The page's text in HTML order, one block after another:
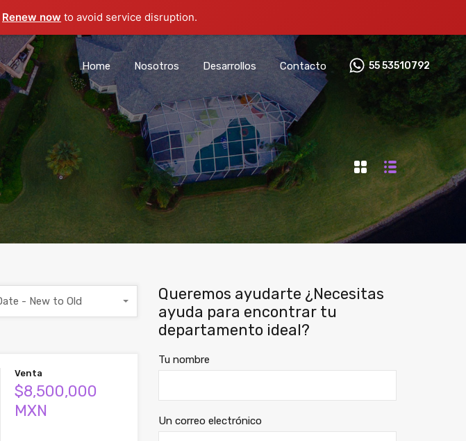
Renew now to avoid service disruption.
Home Nosotros Desarrollos Contacto 55 53510792‬
- New to Old
Venta
$8,500,000
MXN
Queremos ayudarte ¿Necesitas
ayuda para encontrar tu
departamento ideal?
Tu nombre
Un correo electrónico